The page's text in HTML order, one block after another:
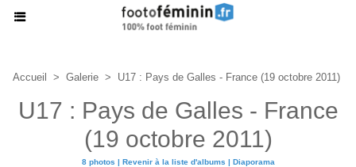
Accueil > Galerie > U17 : Pays de Galles - France (19 octobre 2011)
U17 : Pays de Galles - France
(19 octobre 2011)
8 photos | Revenir à la liste d'albums | Diaporama